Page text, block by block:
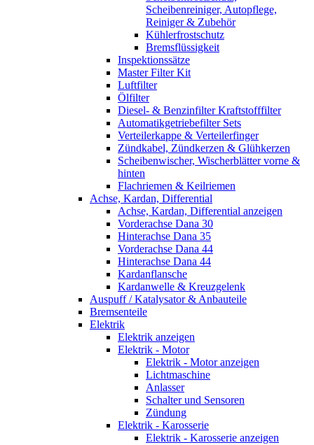
Scheibenreiniger, Autopflege,
Reiniger & Zubehör
Kühlerfrostschutz
Bremsflüssigkeit
Inspektionssätze
Master Filter Kit
Luftfilter
Ölfilter
Diesel- & Benzinfilter Kraftstofffilter
Automatikgetriebefilter Sets
Verteilerkappe & Verteilerfinger
Zündkabel, Zündkerzen & Glühkerzen
Scheibenwischer, Wischerblätter vorne &
hinten
Flachriemen & Keilriemen
Achse, Kardan, Differential
Achse, Kardan, Differential anzeigen
Vorderachse Dana 30
Hinterachse Dana 35
Vorderachse Dana 44
Hinterachse Dana 44
Kardanflansche
Kardanwelle & Kreuzgelenk
Auspuff / Katalysator & Anbauteile
Bremsenteile
Elektrik
Elektrik anzeigen
Elektrik - Motor
Elektrik - Motor anzeigen
Lichtmaschine
Anlasser
Schalter und Sensoren
Zündung
Elektrik - Karosserie
Elektrik - Karosserie anzeigen